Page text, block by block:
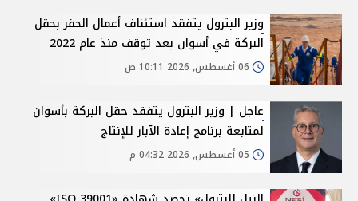
وزير البترول يتفقد استئناف أعمال الحفر بحقل
البركة في أسوان بعد توقف منذ عام 2022
عاجل | وزير البترول يتفقد حقل البركة بأسوان
لمتابعة برنامج إعادة الآبار للإنتاج